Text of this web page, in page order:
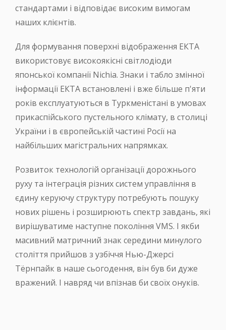
стандартами і відповідає високим вимогам
наших клієнтів.
Для формування поверхні відображення ЕКТА
використовує високоякісні світлодіоди
японської компанії Nichia. Знаки і табло змінної
інформації ЕКТА встановлені і вже більше п'яти
років експлуатуються в Туркменістані в умовах
прикаспійського пустельного клімату, в столиці
України і в європейській частині Росії на
найбільших магістральних напрямках.
Розвиток технологій організації дорожнього
руху та інтеграція різних систем управління в
єдину керуючу структуру потребують пошуку
нових рішень і розширюють спектр завдань, які
вирішуватиме наступне покоління VMS. І якби
масивний матричний знак середини минулого
століття прийшов з узбіччя Нью-Джерсі
Тёрнпайк в наше сьогодення, він був би дуже
вражений. І навряд чи впізнав би своїх онуків.